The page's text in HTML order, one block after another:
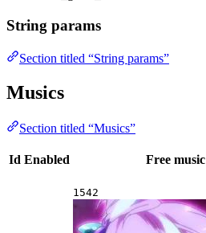
String params
Section titled “String params”
Musics
Section titled “Musics”
Id Enabled Free music
1542